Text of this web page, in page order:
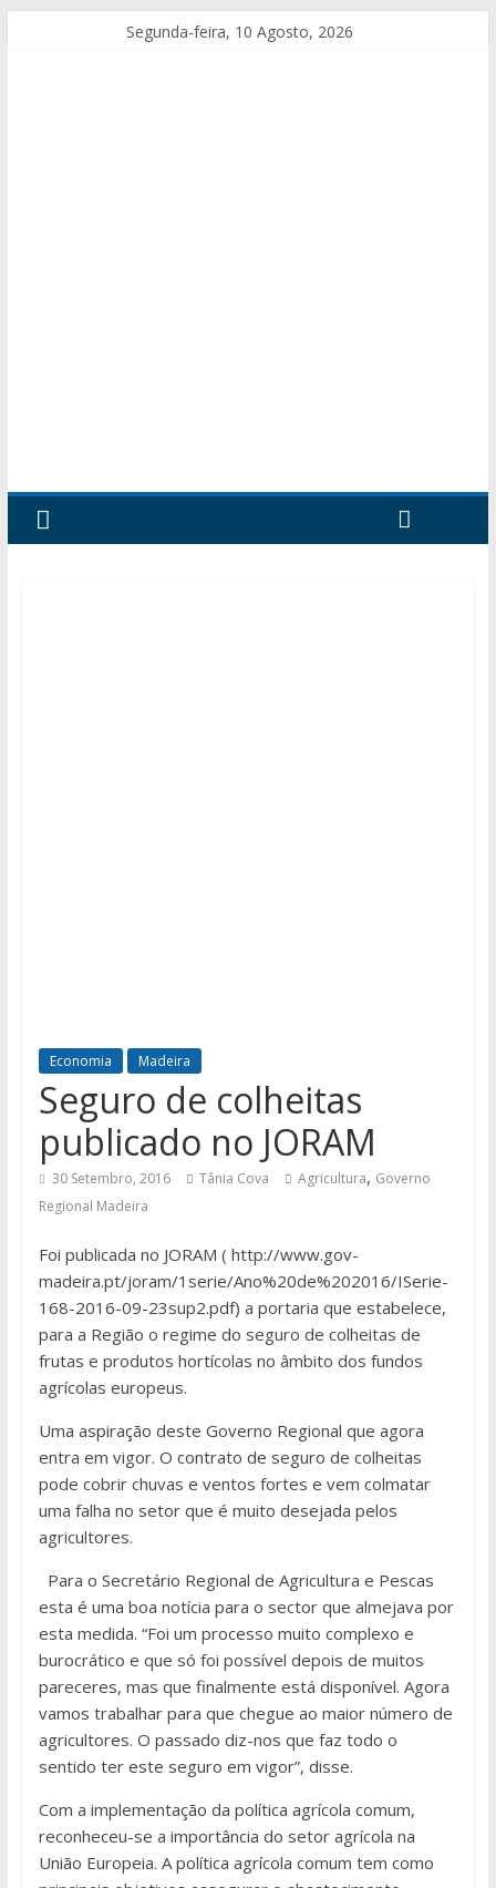
Segunda-feira, 10 Agosto, 2026
Economia Madeira
Seguro de colheitas
publicado no JORAM
30 Setembro, 2016 Tânia Cova Agricultura, Governo
Regional Madeira
Foi publicada no JORAM ( http://www.gov-
madeira.pt/joram/1serie/Ano%20de%202016/ISerie-
168-2016-09-23sup2.pdf) a portaria que estabelece,
para a Região o regime do seguro de colheitas de
frutas e produtos hortícolas no âmbito dos fundos
agrícolas europeus.
Uma aspiração deste Governo Regional que agora
entra em vigor. O contrato de seguro de colheitas
pode cobrir chuvas e ventos fortes e vem colmatar
uma falha no setor que é muito desejada pelos
agricultores.
Para o Secretário Regional de Agricultura e Pescas
esta é uma boa notícia para o sector que almejava por
esta medida. “Foi um processo muito complexo e
burocrático e que só foi possível depois de muitos
pareceres, mas que finalmente está disponível. Agora
vamos trabalhar para que chegue ao maior número de
agricultores. O passado diz-nos que faz todo o
sentido ter este seguro em vigor”, disse.
Com a implementação da política agrícola comum,
reconheceu-se a importância do setor agrícola na
União Europeia. A política agrícola comum tem como